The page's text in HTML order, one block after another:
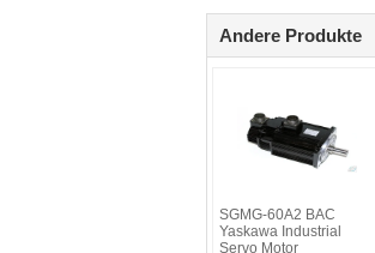
Andere Produkte
SGMG-60A2 BAC
Yaskawa Industrial
Servo Motor